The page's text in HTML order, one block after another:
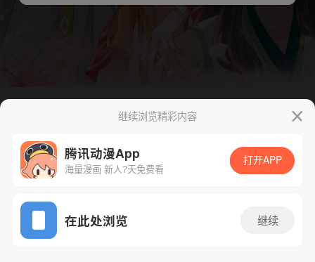
App免费看
腾漫App免费看
继续浏览精彩内容
腾讯动漫App
海量漫画 新人7天免费看
打开APP
在此处浏览 继续